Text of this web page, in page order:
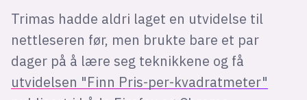
Trimas hadde aldri laget en utvidelse til
nettleseren før, men brukte bare et par
dager på å lære seg teknikkene og få
utvidelsen "Finn Pris-per-kvadratmeter"